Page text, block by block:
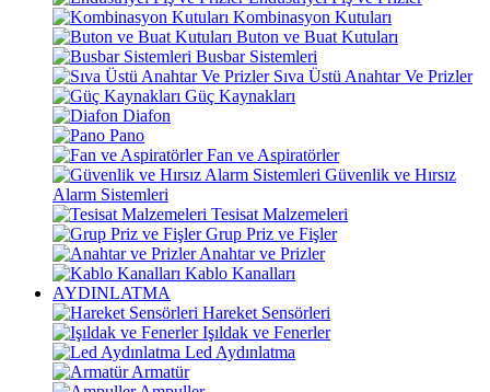
Kombinasyon Kutuları
Buton ve Buat Kutuları
Busbar Sistemleri
Sıva Üstü Anahtar Ve Prizler
Güç Kaynakları
Diafon
Pano
Fan ve Aspiratörler
Güvenlik ve Hırsız
Alarm Sistemleri
Tesisat Malzemeleri
Grup Priz ve Fişler
Anahtar ve Prizler
Kablo Kanalları
AYDINLATMA
Hareket Sensörleri
Işıldak ve Fenerler
Led Aydınlatma
Armatür